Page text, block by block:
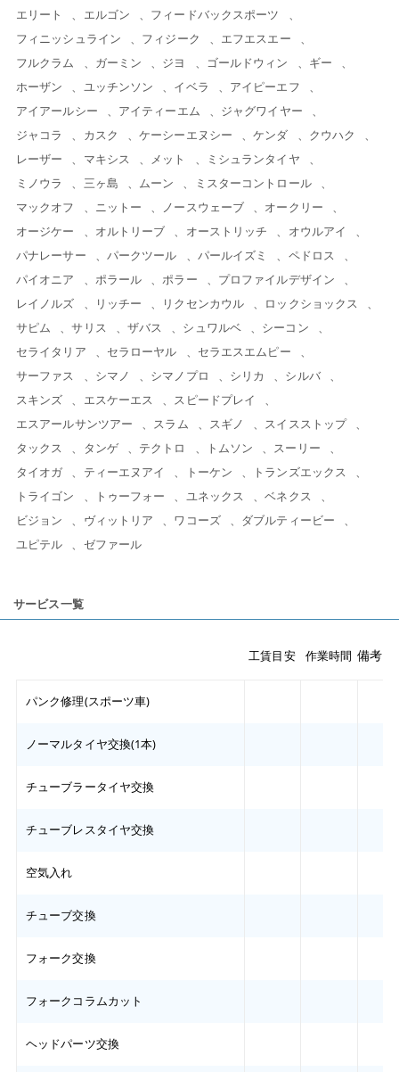
エリート
エルゴン
フィードバックスポーツ
フィニッシュライン
フィジーク
エフエスエー
フルクラム
ガーミン ジヨ ゴールドウィン
ギー
ホーザン
ユッチンソン イベラ
アイピーエフ
アイアールシー
アイティーエム
ジャグワイヤー
ジャコラ
カスク ケーシーエヌシー ケンダ
クウハク
レーザー
マキシス メット
ミシュランタイヤ
ミノウラ
三ヶ島 ムーン
ミスターコントロール
マックオフ
ニットー ノースウェーブ
オークリー
オージケー
オルトリーブ オーストリッチ
オウルアイ
パナレーサー
パークツール パールイズミ
ペドロス
パイオニア
ポラール ポラー
プロファイルデザイン
レイノルズ
リッチー リクセンカウル
ロックショックス
サピム
サリス ザバス シュワルベ
シーコン
セライタリア
セラローヤル
セラエスエムピー
サーファス
シマノ シマノプロ シリカ
シルバ
スキンズ
エスケーエス
スピードプレイ
エスアールサンツアー
スラム スギノ
スイスストップ
タックス
タンゲ テクトロ トムソン
スーリー
タイオガ
ティーエヌアイ トーケン
トランズエックス
トライゴン
トゥーフォー ユネックス
ベネクス
ビジョン
ヴィットリア ワコーズ
ダブルティービー
ユピテル
ゼファール
サービス一覧
工賃目安 作業時間 備考
パンク修理(スポーツ車)
ノーマルタイヤ交換(1本)
チューブラータイヤ交換
チューブレスタイヤ交換
空気入れ
チューブ交換
フォーク交換
フォークコラムカット
ヘッドパーツ交換